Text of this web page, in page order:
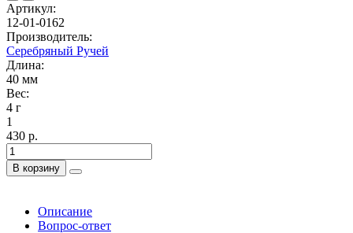
Артикул:
12-01-0162
Производитель:
Серебряный Ручей
Длина:
40 мм
Вес:
4 г
1
430 р.
В корзину
Описание
Вопрос-ответ